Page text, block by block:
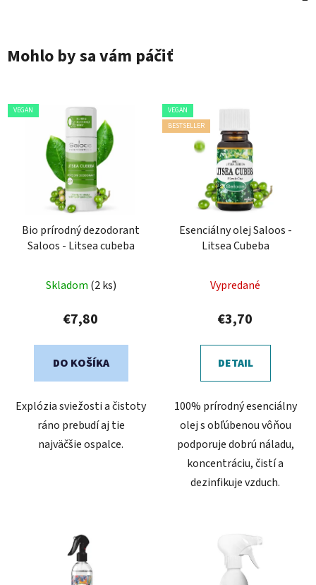
Mohlo by sa vám páčiť
VEGAN
Bio prírodný dezodorant
Saloos - Litsea cubeba
Skladom (2 ks)
€7,80
DO KOŠÍKA
Explózia sviežosti a čistoty
ráno prebudí aj tie
najväčšie ospalce.
VEGAN
BESTSELLER
Esenciálny olej Saloos -
Litsea Cubeba
Vypredané
€3,70
DETAIL
100% prírodný esenciálny
olej s obľúbenou vôňou
podporuje dobrú náladu,
koncentráciu, čistí a
dezinfikuje vzduch.